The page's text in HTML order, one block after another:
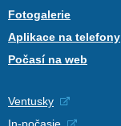
Fotogalerie
Aplikace na telefony
Počasí na web
Ventusky